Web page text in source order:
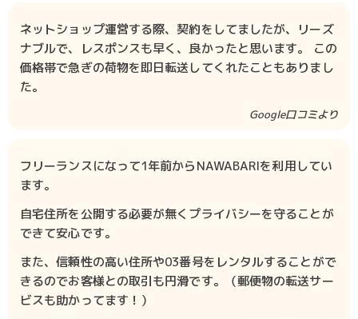
ネットショップ運営する際、契約をしてましたが、リーズ
ナブルで、レスポンスも早く、良かったと思います。 この
価格帯で急ぎの荷物を即日転送してくれたこともありまし
た。
Google口コミより
フリーランスになって1年前からNAWABARIを利用してい
ます。
自宅住所を公開する必要が無くプライバシーを守ることが
できて安心です。
また、信頼性の高い住所や03番号をレンタルすることがで
きるのでお客様との取引も円滑です。（郵便物の転送サー
ビスも助かってます！）